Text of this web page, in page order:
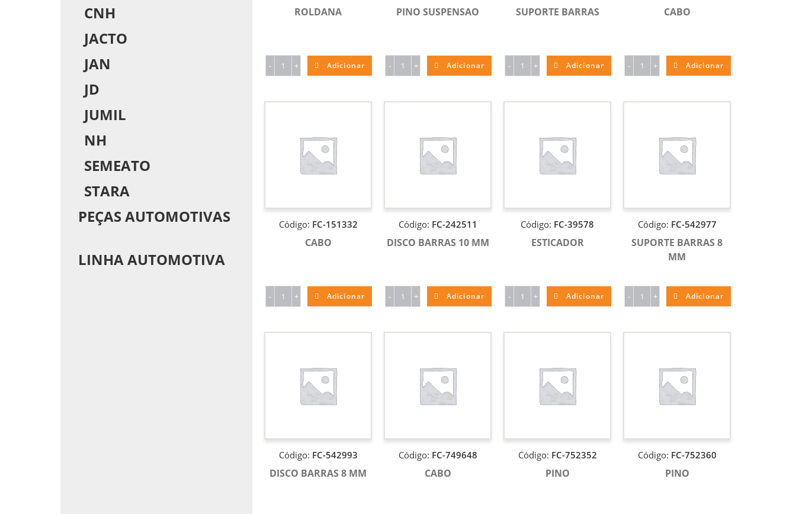
CNH
JACTO
JAN
JD
JUMIL
NH
SEMEATO
STARA
PEÇAS AUTOMOTIVAS
LINHA AUTOMOTIVA
- +
ROLDANA
Adicionar - +
PINO SUSPENSAO
Adicionar - +
SUPORTE BARRAS
Adicionar - +
CABO
Adicionar
- +
Código: FC-151332
CABO
Adicionar - +
Código: FC-242511
DISCO BARRAS 10 MM
Adicionar - +
Código: FC-39578
ESTICADOR
Adicionar - +
Código: FC-542977
SUPORTE BARRAS 8
MM
Adicionar
Código: FC-542993
DISCO BARRAS 8 MM
Código: FC-749648
CABO
Código: FC-752352
PINO
Código: FC-752360
PINO